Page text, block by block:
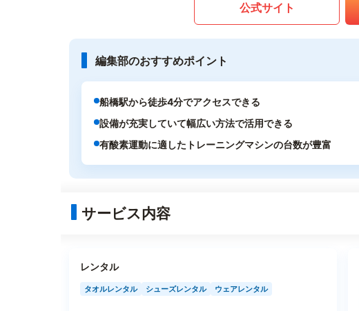
公式サイト
編集部のおすすめポイント
船橋駅から徒歩4分でアクセスできる
設備が充実していて幅広い方法で活用できる
有酸素運動に適したトレーニングマシンの台数が豊富
サービス内容
レンタル
タオルレンタル シューズレンタル ウェアレンタル